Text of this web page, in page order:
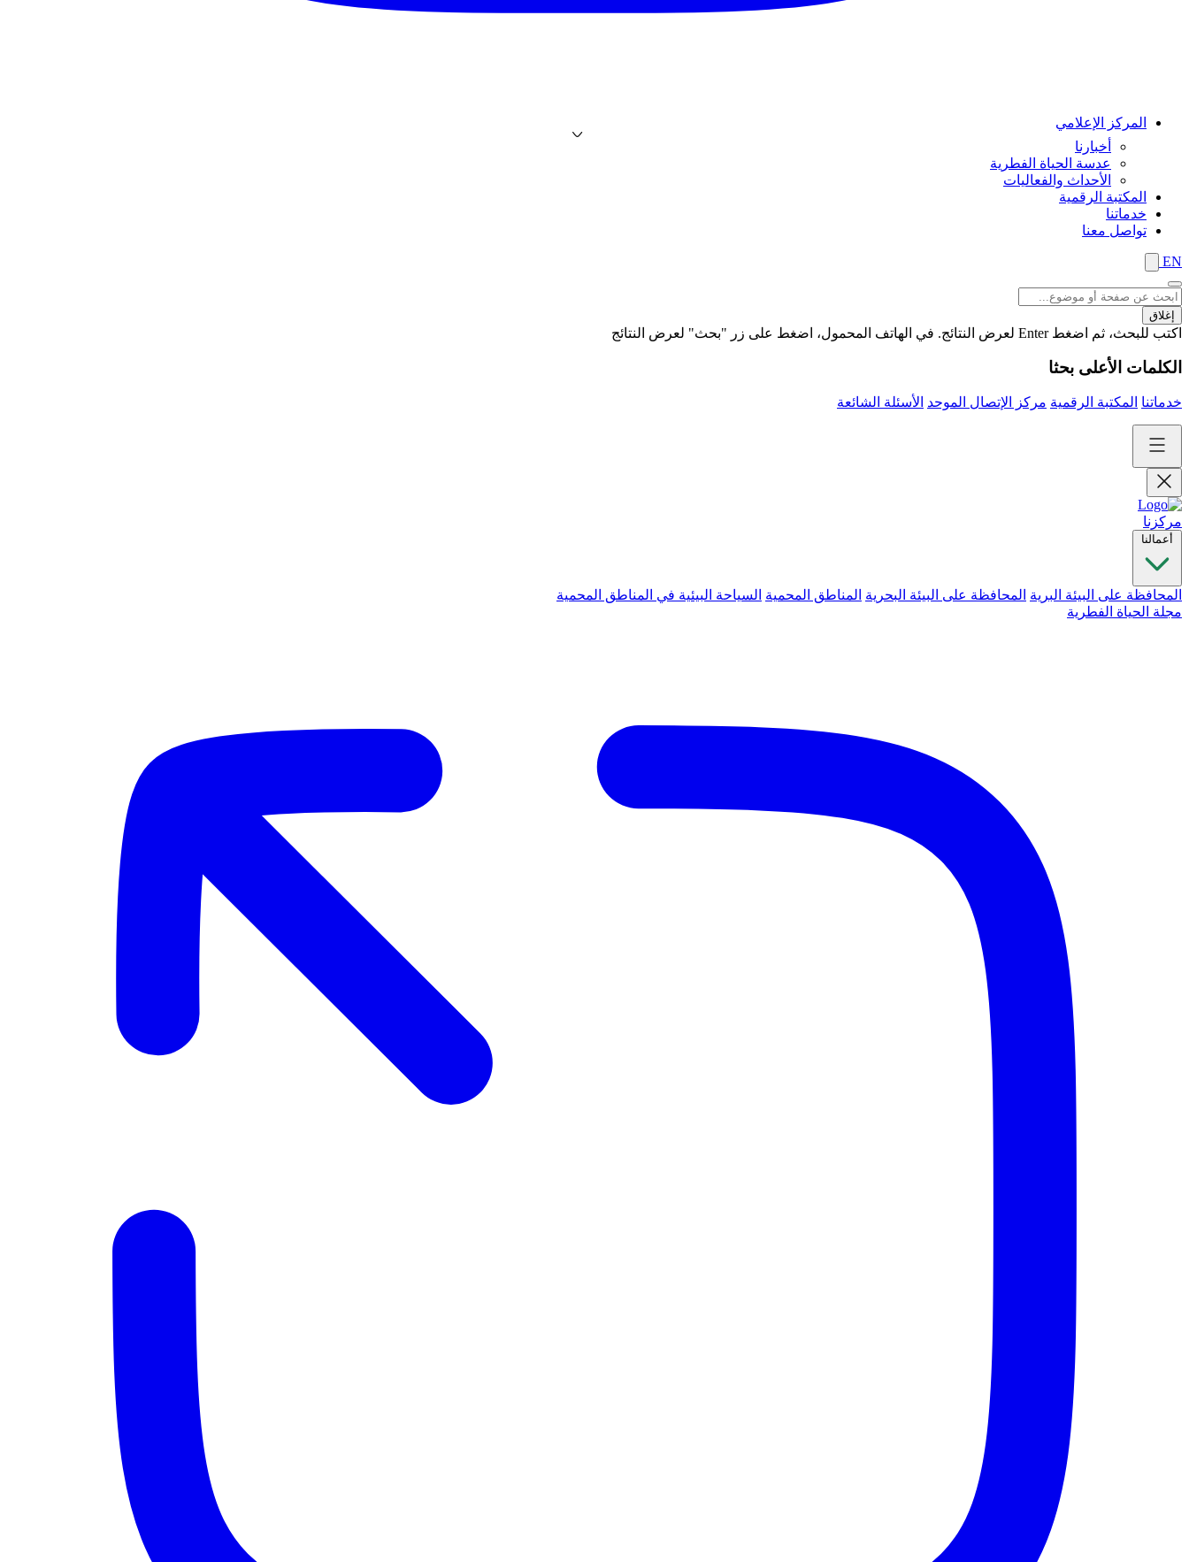
المركز الإعلامي
أخبارنا
عدسة الحياة الفطرية
الأحداث والفعاليات
المكتبة الرقمية
خدماتنا
تواصل معنا
EN
إغلاق
اكتب للبحث، ثم اضغط Enter لعرض النتائج. في الهاتف المحمول، اضغط على زر "بحث" لعرض النتائج
الكلمات الأعلى بحثا
خدماتنا المكتبة الرقمية مركز الإتصال الموحد الأسئلة الشائعة
مركزنا
أعمالنا
المحافظة على البيئة البرية المحافظة على البيئة البحرية المناطق المحمية السياحة البيئية في المناطق المحمية
مجلة الحياة الفطرية